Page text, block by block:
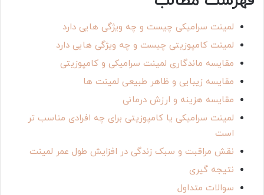
لمینت سرامیکی چیست و چه ویژگی هایی دارد
لمینت کامپوزیتی چیست و چه ویژگی هایی دارد
مقایسه ماندگاری لمینت سرامیکی و کامپوزیتی
مقایسه زیبایی و ظاهر طبیعی لمینت ها
مقایسه هزینه و ارزش درمانی
لمینت سرامیکی یا کامپوزیتی برای چه افرادی مناسب تر
است
نقش مراقبت و سبک زندگی در افزایش طول عمر لمینت
نتیجه گیری
سوالات متداول